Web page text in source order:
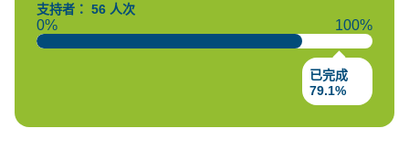
支持者： 56 人次
0% 100%
已完成
79.1%